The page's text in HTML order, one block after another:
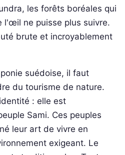
les forêts boréales qui
l'œil ne puisse plus suivre.
brute et incroyablement
suédoise, il faut
du tourisme de nature.
: elle est
Sami. Ces peuples
leur art de vivre en
exigeant. Le